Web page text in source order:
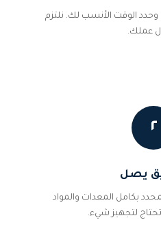
وحدد الوقت الأنسب لك. نلتزم
عملك.
٢
يصل
بكامل المعدات والمواد
لتجهيز شيء.